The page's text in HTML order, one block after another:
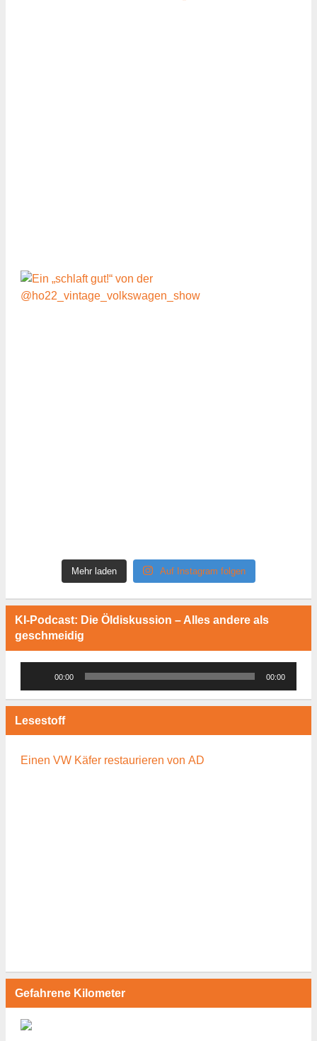
Mehr laden Auf Instagram folgen
KI-Podcast: Die Öldiskussion – Alles andere als
geschmeidig
00:00 00:00
Lesestoff
Einen VW Käfer restaurieren von AD
Gefahrene Kilometer